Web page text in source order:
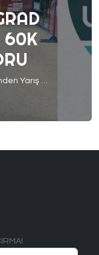
60K
Belgrad Ultra 60K Koşucu Gözünden Yarış Raporu 6-8 Eylül’de İstanbul Belgrad Orman’larında harika bir koşu yarışı gerçekleşti.Koşanlar bunu zaten çok iyi biliyorken koşmayanlar için de önümüzdeki dönemlere hazırlık olması adına koşucumuz Muhammed Ceritli ‘liye yarış tecrübeleri nasıldı sorduk. Kendisi bizlere efsane bir rapor hazırladı, gelin birlikte bakalım: 1. Hazırlık Süreci ve Ekipman Belgrad Ultra Trail […]